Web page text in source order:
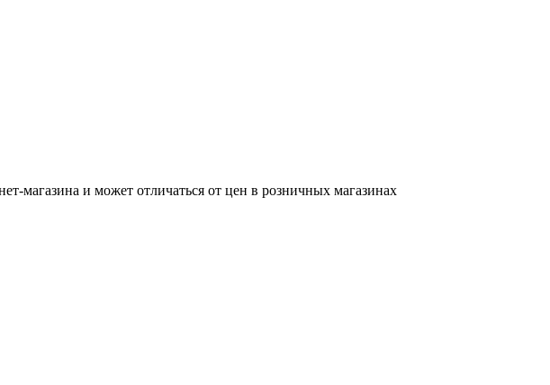
магазина и может отличаться от цен в розничных магазинах